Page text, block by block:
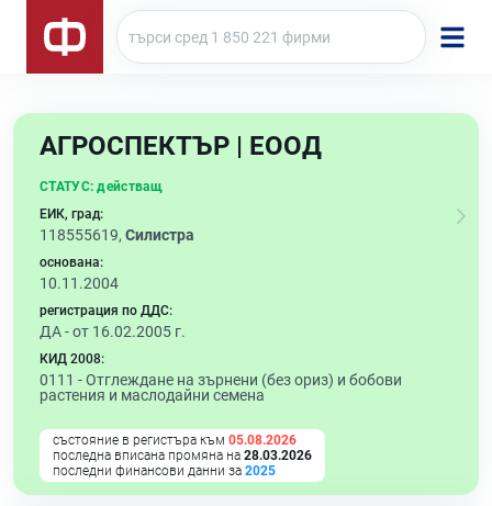
АГРОСПЕКТЪР | ЕООД
СТАТУС: действащ
ЕИК, град:
118555619, Силистра
основана:
10.11.2004
регистрация по ДДС:
ДА - от 16.02.2005 г.
КИД 2008:
0111 -Отглеждане на зърнени (без ориз) и бобови
растения и маслодайни семена
състояние в регистъра към 05.08.2026
последна вписана промяна на 28.03.2026
последни финансови данни за 2025